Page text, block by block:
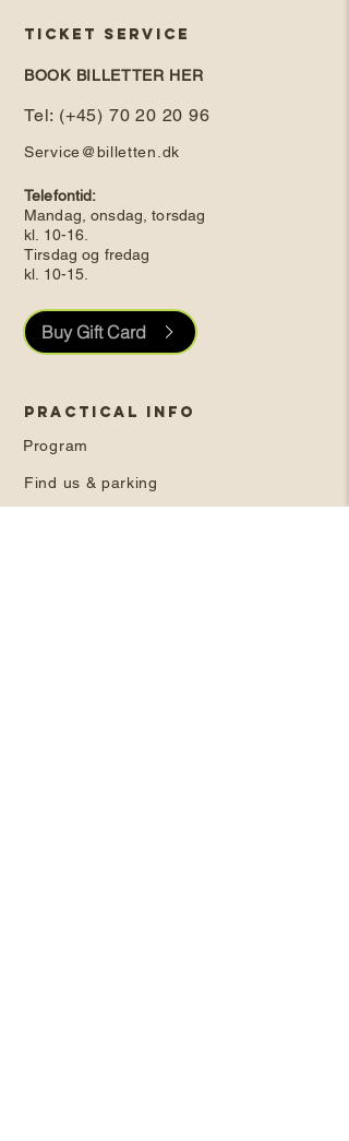
TICKET SERVICE
BOOK BILLETTER HER
Tel: (+45) 70 20 20 96
Service@billetten.dk
Telefontid:
Mandag, onsdag, torsdag
kl. 10-16.
Tirsdag og fredag
kl. 10-15.
Buy Gift Card
PRACTICAL INFO
Program
Find us & parking